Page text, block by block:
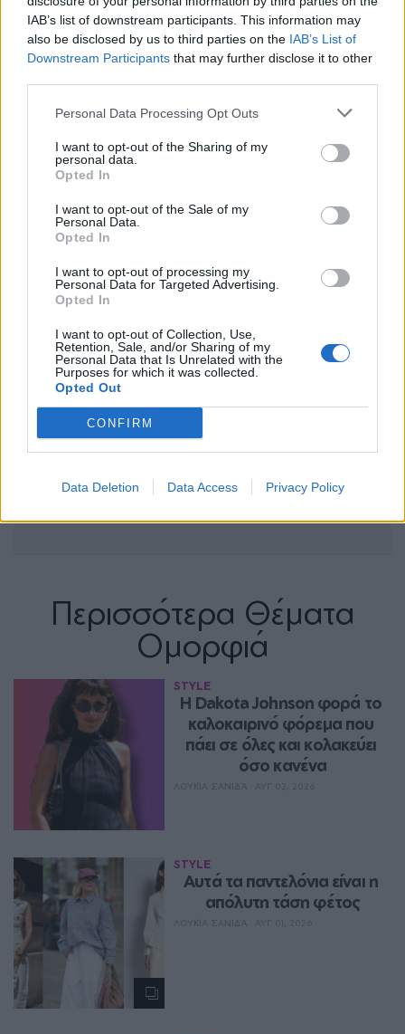
IAB’s list of downstream participants. This information may
also be disclosed by us to third parties on the IAB’s List of
Downstream Participants that may further disclose it to other
Personal Data Processing Opt Outs
I want to opt-out of the Sharing of my
personal data.
Opted In
I want to opt-out of the Sale of my
Personal Data.
Opted In
I want to opt-out of processing my
Personal Data for Targeted Advertising.
Opted In
I want to opt-out of Collection, Use,
Retention, Sale, and/or Sharing of my
Personal Data that Is Unrelated with the
Purposes for which it was collected.
Opted Out
CONFIRM
Data Deletion Data Access Privacy Policy
Ακολουθήστε το Pink.gr και στοInstagram
Περισσότερα Θέματα
Ομορφιά
STYLE
Η Dakota Johnson φορά το
καλοκαιρινό φόρεμα που
πάει σε όλες και κολακεύει
όσο κανένα
STYLE
Aυτά τα παντελόνια είναι η
απόλυτη τάση φέτος